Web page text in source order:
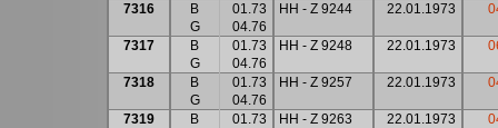
7316
B
G
01.73
04.76
HH - Z 9244 22.01.1973
7317
B
G
01.73
04.76
HH - Z 9248 22.01.1973
7318
B
G
01.73
04.76
HH - Z 9257 22.01.1973
7319
B
01.73
HH - Z 9263 22.01.1973